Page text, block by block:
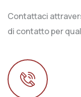
Contattaci
di contatto per